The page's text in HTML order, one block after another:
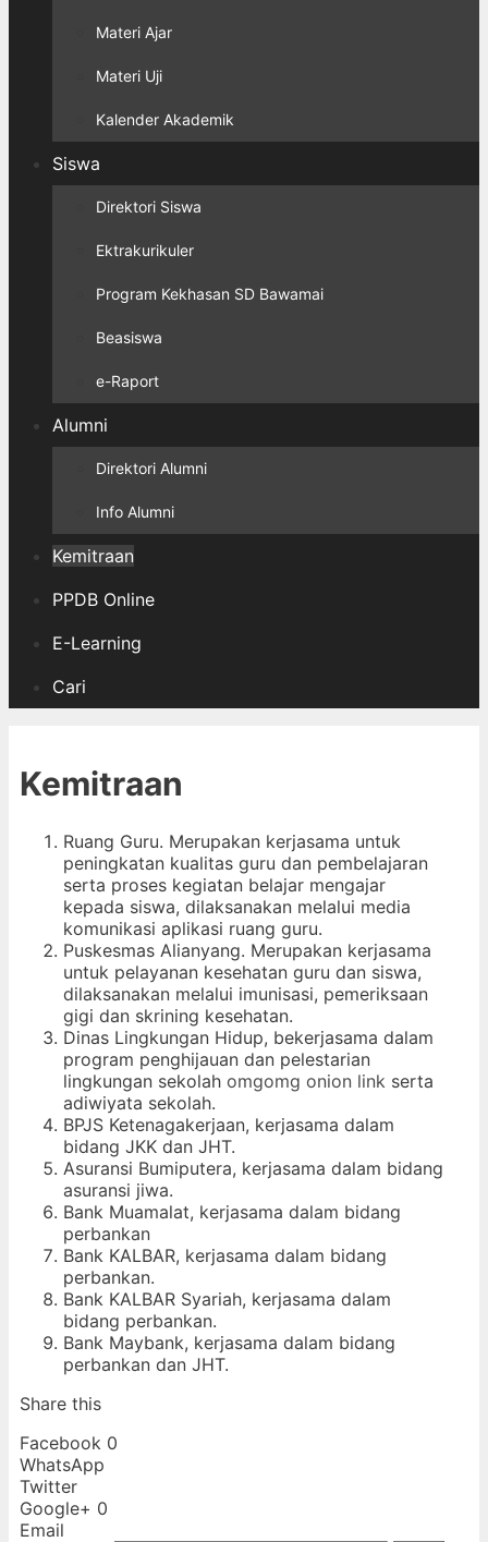
Materi Ajar
Materi Uji
Kalender Akademik
Siswa
Direktori Siswa
Ektrakurikuler
Program Kekhasan SD Bawamai
Beasiswa
e-Raport
Alumni
Direktori Alumni
Info Alumni
Kemitraan
PPDB Online
E-Learning
Cari
Kemitraan
Ruang Guru. Merupakan kerjasama untuk
peningkatan kualitas guru dan pembelajaran
serta proses kegiatan belajar mengajar
kepada siswa, dilaksanakan melalui media
komunikasi aplikasi ruang guru.
Puskesmas Alianyang. Merupakan kerjasama
untuk pelayanan kesehatan guru dan siswa,
dilaksanakan melalui imunisasi, pemeriksaan
gigi dan skrining kesehatan.
Dinas Lingkungan Hidup, bekerjasama dalam
program penghijauan dan pelestarian
lingkungan sekolah omgomg onion link serta
adiwiyata sekolah.
BPJS Ketenagakerjaan, kerjasama dalam
bidang JKK dan JHT.
Asuransi Bumiputera, kerjasama dalam bidang
asuransi jiwa.
Bank Muamalat, kerjasama dalam bidang
perbankan
Bank KALBAR, kerjasama dalam bidang
perbankan.
Bank KALBAR Syariah, kerjasama dalam
bidang perbankan.
Bank Maybank, kerjasama dalam bidang
perbankan dan JHT.
Share this
Facebook 0
WhatsApp
Twitter
Google+ 0
Email